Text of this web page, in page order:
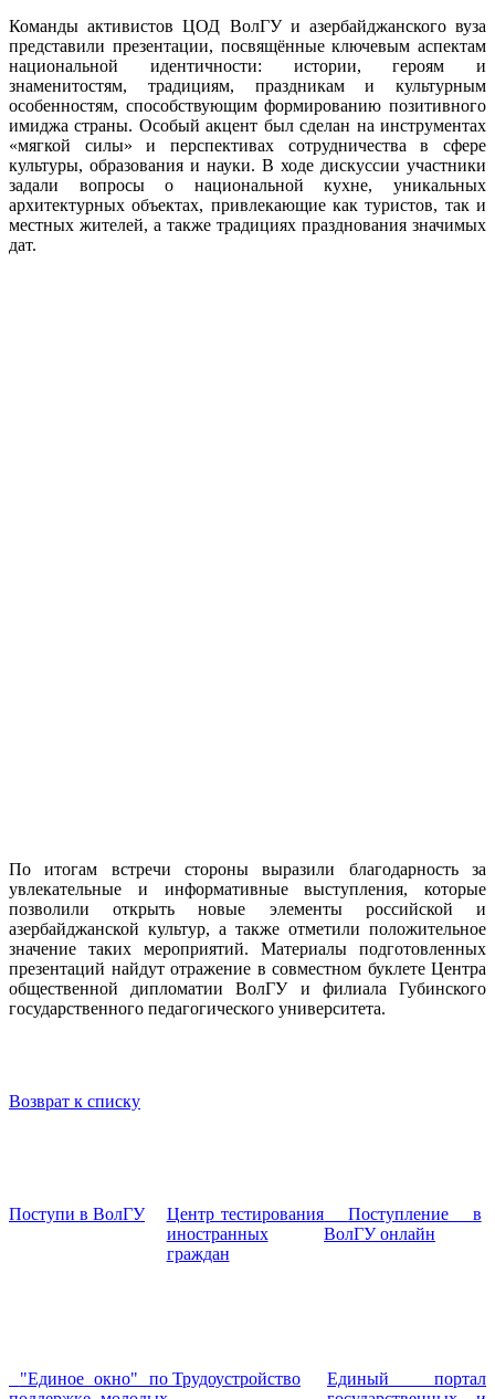
Команды активистов ЦОД ВолГУ и азербайджанского вуза
представили презентации, посвящённые ключевым аспектам
национальной идентичности: истории, героям и
знаменитостям, традициям, праздникам и культурным
особенностям, способствующим формированию позитивного
имиджа страны. Особый акцент был сделан на инструментах
«мягкой силы» и перспективах сотрудничества в сфере
культуры, образования и науки. В ходе дискуссии участники
задали вопросы о национальной кухне, уникальных
архитектурных объектах, привлекающие как туристов, так и
местных жителей, а также традициях празднования значимых
дат.
По итогам встречи стороны выразили благодарность за
увлекательные и информативные выступления, которые
позволили открыть новые элементы российской и
азербайджанской культур, а также отметили положительное
значение таких мероприятий. Материалы подготовленных
презентаций найдут отражение в совместном буклете Центра
общественной дипломатии ВолГУ и филиала Губинского
государственного педагогического университета.
Возврат к списку
Поступи в ВолГУ
Центр тестирования
иностранных
граждан
Поступление в
ВолГУ онлайн
"Единое окно" по Трудоустройство
Единый портал